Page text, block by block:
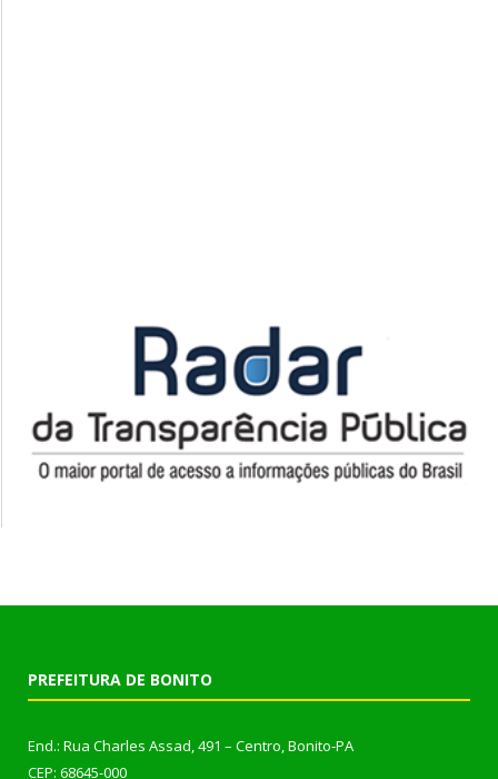
PREFEITURA DE BONITO
End.: Rua Charles Assad, 491 – Centro, Bonito-PA
CEP: 68645-000